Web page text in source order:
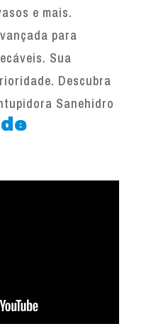
e mais.
para
Sua
Descubra
Sanehidro